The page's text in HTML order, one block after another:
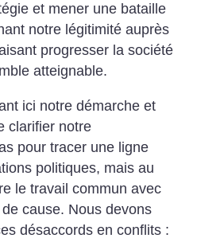
et mener une bataille
notre légitimité auprès
progresser la société
atteignable.
ici notre démarche et
clarifier notre
pour tracer une ligne
politiques, mais au
le travail commun avec
cause. Nous devons
désaccords en conflits :